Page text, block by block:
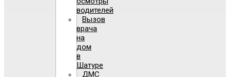
водителей
Вызов
врача
на
дом
в
Шатуре
ДМС